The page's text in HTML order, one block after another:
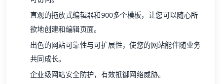
直观的拖放式编辑器和900多个模板，让您可以随心所
欲地创建和编辑页面。
出色的网站可靠性与可扩展性，使您的网站能伴随业务
共同成长。
企业级网站安全防护，有效抵御网络威胁。